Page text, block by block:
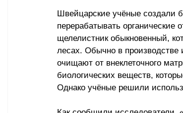
Швейцарские учёные создали
перерабатывать органические
щелелистник обыкновенный,
лесах. Обычно в производстве
очищают от внеклеточного
биологических веществ,
Однако учёные решили